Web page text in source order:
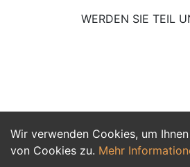
Wir verwenden Cookies, um
von Cookies zu. Mehr
WERDEN SIE TEIL